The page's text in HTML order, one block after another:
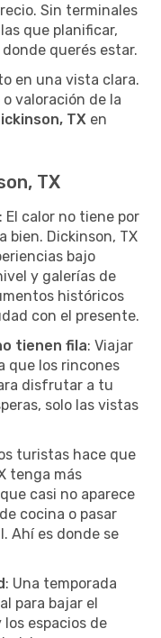
Sin terminales
que planificar,
querés estar.
en una vista clara.
valoración de la
TX en
TX
: El calor no tiene por
bien. Dickinson, TX
bajo
y galerías de
históricos
con el presente.
tienen fila: Viajar
que los rincones
disfrutar a tu
solo las vistas
turistas hace que
tenga más
casi no aparece
cocina o pasar
Ahí es donde se
: Una temporada
para bajar el
espacios de